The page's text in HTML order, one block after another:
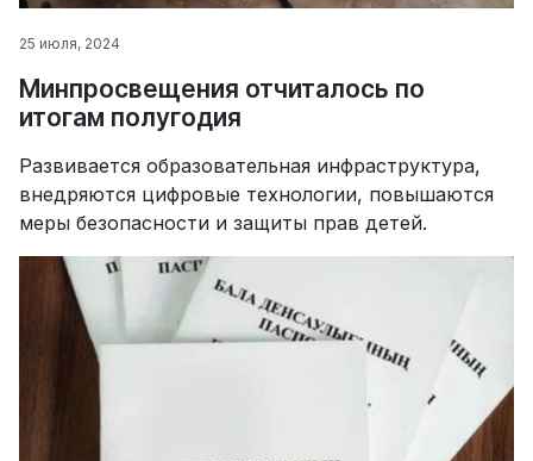
25 июля, 2024
Минпросвещения отчиталось по
итогам полугодия
Развивается образовательная инфраструктура,
внедряются цифровые технологии, повышаются
меры безопасности и защиты прав детей.